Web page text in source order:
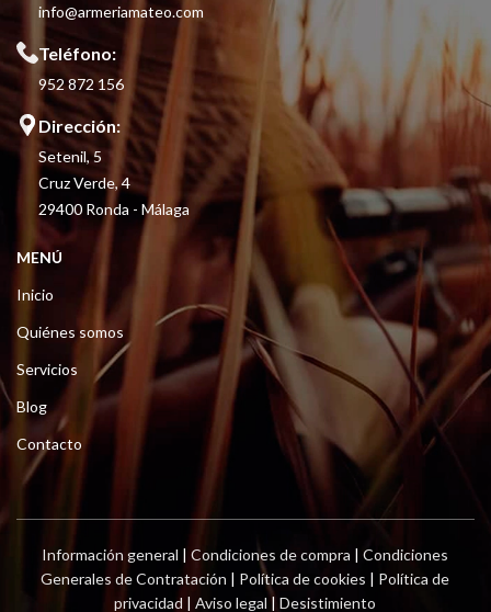
info@armeriamateo.com
Teléfono:
952 872 156
Dirección:
Setenil, 5
Cruz Verde, 4
29400 Ronda - Málaga
MENÚ
Inicio
Quiénes somos
Servicios
Blog
Contacto
Información general |Condiciones de compra |Condiciones
Generales de Contratación | Política de cookies | Política de
privacidad |Aviso legal |Desistimiento